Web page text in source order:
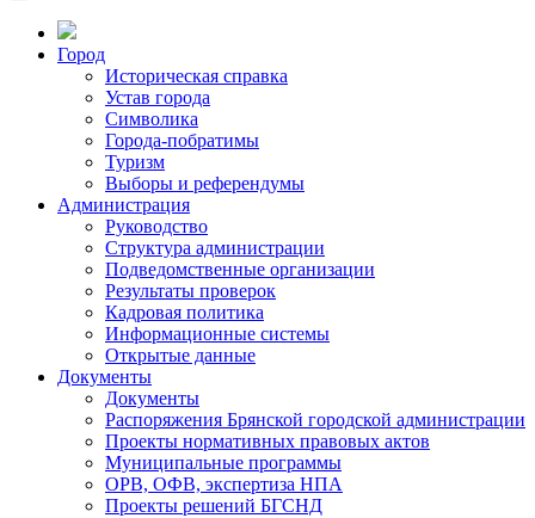
Город
Историческая справка
Устав города
Символика
Города-побратимы
Туризм
Выборы и референдумы
Администрация
Руководство
Структура администрации
Подведомственные организации
Результаты проверок
Кадровая политика
Информационные системы
Открытые данные
Документы
Документы
Распоряжения Брянской городской администрации
Проекты нормативных правовых актов
Муниципальные программы
ОРВ, ОФВ, экспертиза НПА
Проекты решений БГСНД